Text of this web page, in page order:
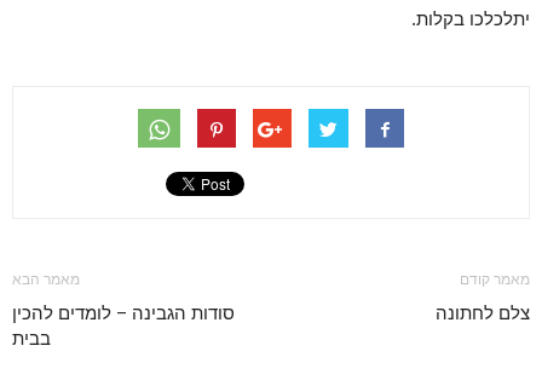
יתלכלכו בקלות.
מאמר קודם
צלם לחתונה
מאמר הבא
סודות הגבינה – לומדים להכין
בבית